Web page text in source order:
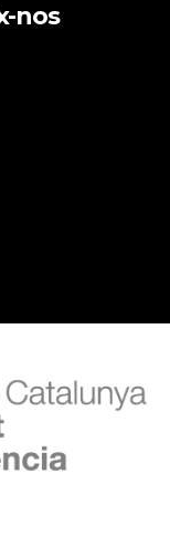
nos